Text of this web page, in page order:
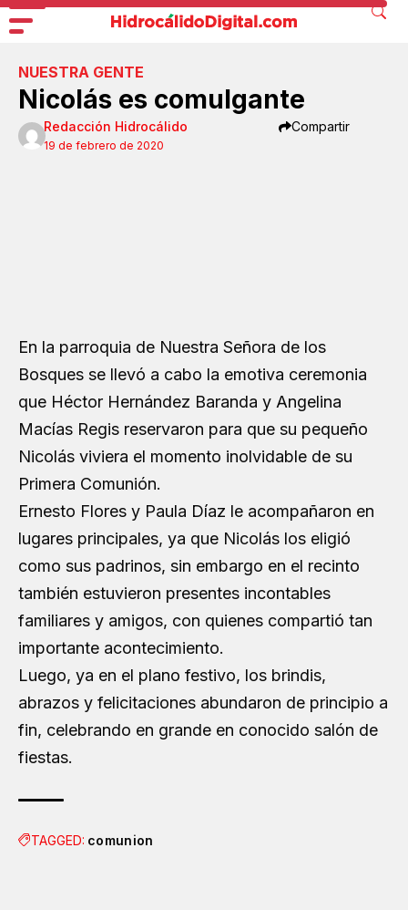
NUESTRA GENTE
Nicolás es comulgante
Redacción Hidrocálido
19 de febrero de 2020
Compartir
En la parroquia de Nuestra Señora de los
Bosques se llevó a cabo la emotiva ceremonia
que Héctor Hernández Baranda y Angelina
Macías Regis reservaron para que su pequeño
Nicolás viviera el momento inolvidable de su
Primera Comunión.
Ernesto Flores y Paula Díaz le acompañaron en
lugares principales, ya que Nicolás los eligió
como sus padrinos, sin embargo en el recinto
también estuvieron presentes incontables
familiares y amigos, con quienes compartió tan
importante acontecimiento.
Luego, ya en el plano festivo, los brindis,
abrazos y felicitaciones abundaron de principio a
fin, celebrando en grande en conocido salón de
fiestas.
TAGGED: comunion